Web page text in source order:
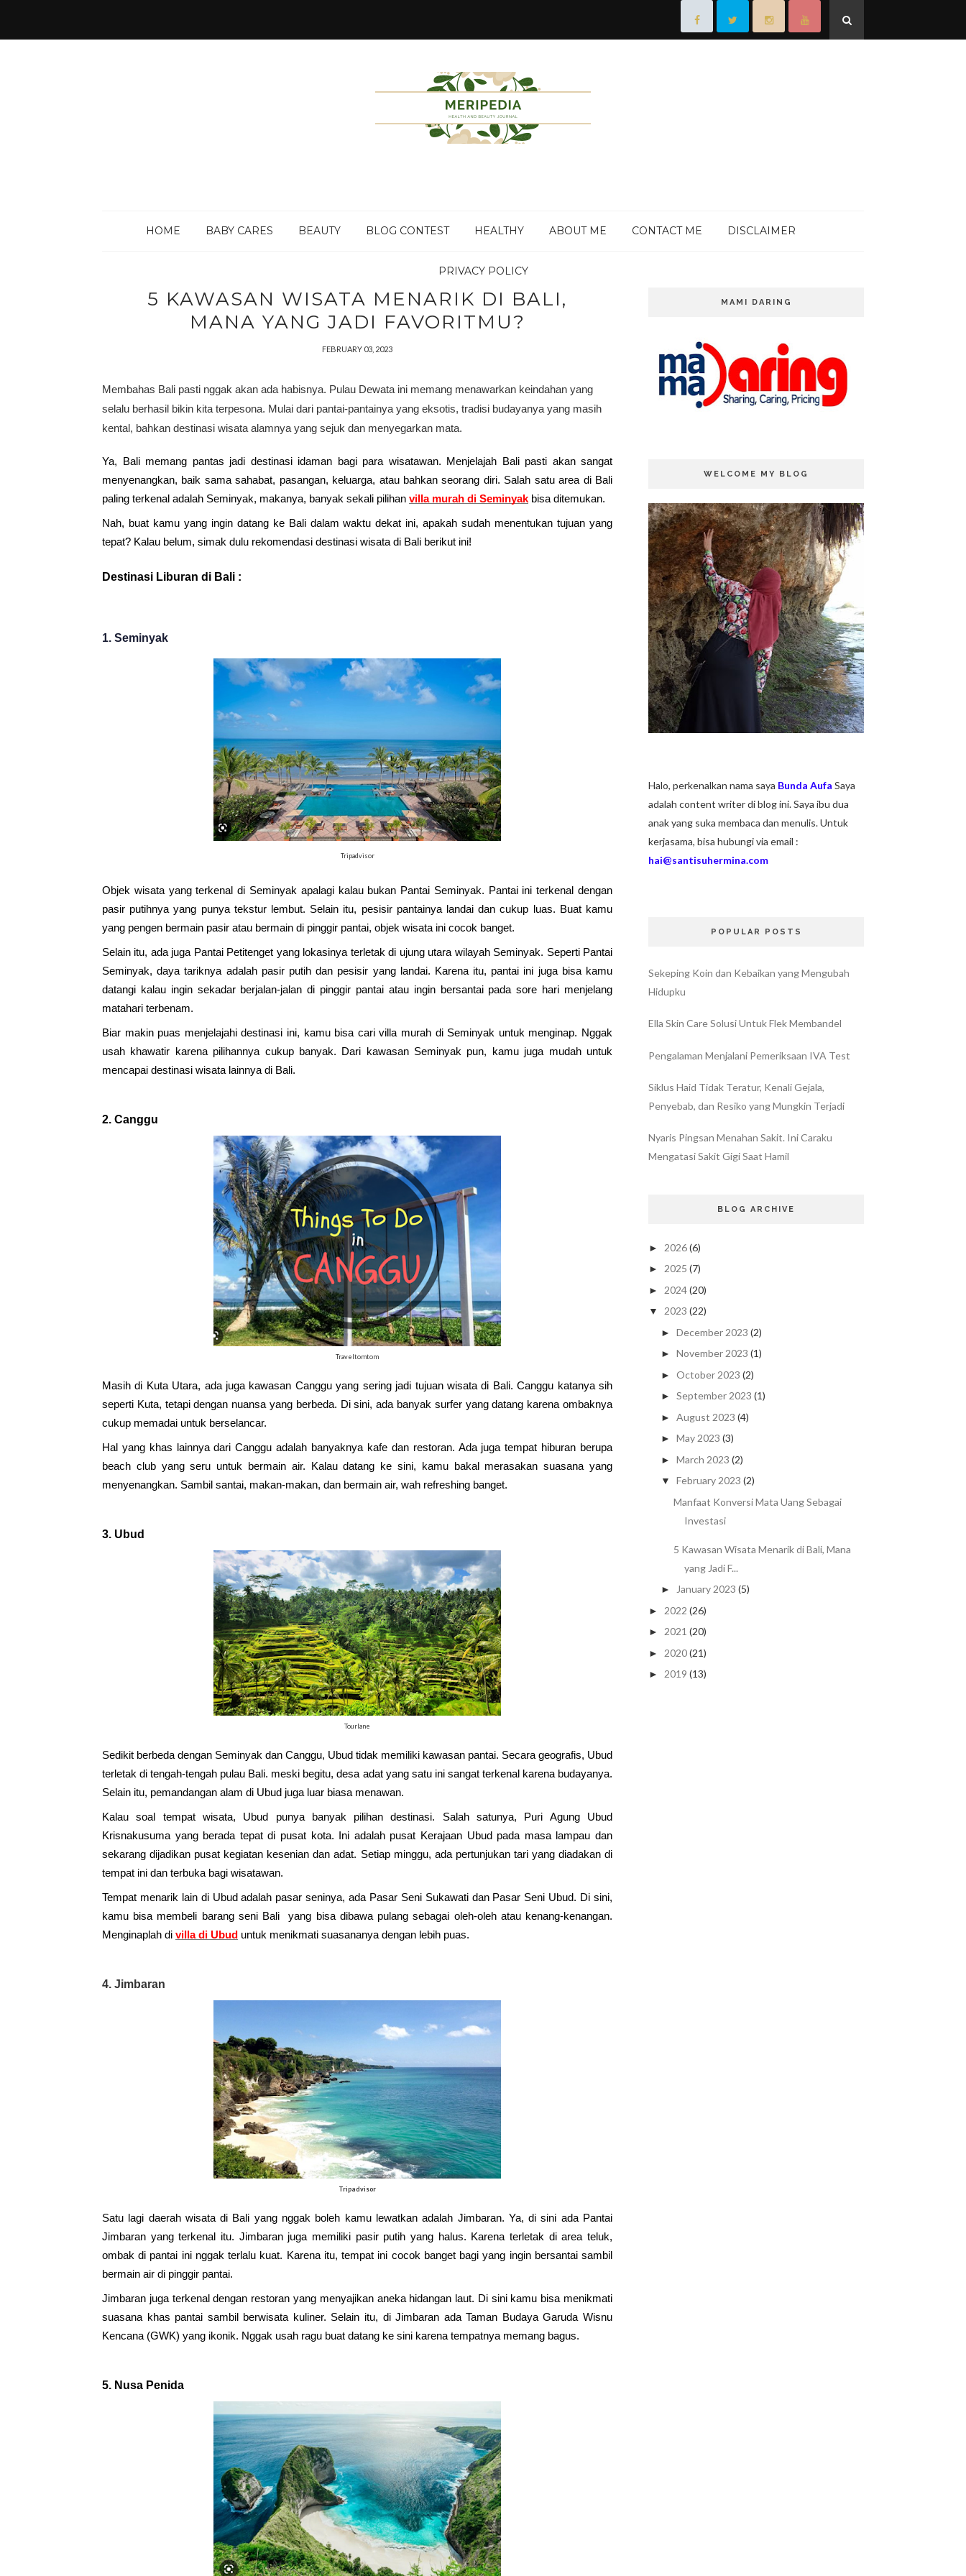
HOME BABY CARES BEAUTY BLOG CONTEST HEALTHY ABOUT ME CONTACT ME DISCLAIMER
PRIVACY POLICY
5 KAWASAN WISATA MENARIK DI BALI,
MANA YANG JADI FAVORITMU?
FEBRUARY 03, 2023
Membahas Bali pasti nggak akan ada habisnya. Pulau Dewata ini memang menawarkan keindahan yang
selalu berhasil bikin kita terpesona. Mulai dari pantai-pantainya yang eksotis, tradisi budayanya yang masih
kental, bahkan destinasi wisata alamnya yang sejuk dan menyegarkan mata.
Ya, Bali memang pantas jadi destinasi idaman bagi para wisatawan. Menjelajah Bali pasti akan sangat
menyenangkan, baik sama sahabat, pasangan, keluarga, atau bahkan seorang diri. Salah satu area di Bali
paling terkenal adalah Seminyak, makanya, banyak sekali pilihan villa murah di Seminyak bisa ditemukan.
Nah, buat kamu yang ingin datang ke Bali dalam waktu dekat ini, apakah sudah menentukan tujuan yang
tepat? Kalau belum, simak dulu rekomendasi destinasi wisata di Bali berikut ini!
Destinasi Liburan di Bali :
1. Seminyak
Tripadvisor
Objek wisata yang terkenal di Seminyak apalagi kalau bukan Pantai Seminyak. Pantai ini terkenal dengan
pasir putihnya yang punya tekstur lembut. Selain itu, pesisir pantainya landai dan cukup luas. Buat kamu
yang pengen bermain pasir atau bermain di pinggir pantai, objek wisata ini cocok banget.
Selain itu, ada juga Pantai Petitenget yang lokasinya terletak di ujung utara wilayah Seminyak. Seperti Pantai
Seminyak, daya tariknya adalah pasir putih dan pesisir yang landai. Karena itu, pantai ini juga bisa kamu
datangi kalau ingin sekadar berjalan-jalan di pinggir pantai atau ingin bersantai pada sore hari menjelang
matahari terbenam.
Biar makin puas menjelajahi destinasi ini, kamu bisa cari villa murah di Seminyak untuk menginap. Nggak
usah khawatir karena pilihannya cukup banyak. Dari kawasan Seminyak pun, kamu juga mudah untuk
mencapai destinasi wisata lainnya di Bali.
2. Canggu
Traveltomtom
Masih di Kuta Utara, ada juga kawasan Canggu yang sering jadi tujuan wisata di Bali. Canggu katanya sih
seperti Kuta, tetapi dengan nuansa yang berbeda. Di sini, ada banyak surfer yang datang karena ombaknya
cukup memadai untuk berselancar.
Hal yang khas lainnya dari Canggu adalah banyaknya kafe dan restoran. Ada juga tempat hiburan berupa
beach club yang seru untuk bermain air. Kalau datang ke sini, kamu bakal merasakan suasana yang
menyenangkan. Sambil santai, makan-makan, dan bermain air, wah refreshing banget.
3. Ubud
Tourlane
Sedikit berbeda dengan Seminyak dan Canggu, Ubud tidak memiliki kawasan pantai. Secara geografis, Ubud
terletak di tengah-tengah pulau Bali. meski begitu, desa adat yang satu ini sangat terkenal karena budayanya.
Selain itu, pemandangan alam di Ubud juga luar biasa menawan.
Kalau soal tempat wisata, Ubud punya banyak pilihan destinasi. Salah satunya, Puri Agung Ubud
Krisnakusuma yang berada tepat di pusat kota. Ini adalah pusat Kerajaan Ubud pada masa lampau dan
sekarang dijadikan pusat kegiatan kesenian dan adat. Setiap minggu, ada pertunjukan tari yang diadakan di
tempat ini dan terbuka bagi wisatawan.
Tempat menarik lain di Ubud adalah pasar seninya, ada Pasar Seni Sukawati dan Pasar Seni Ubud. Di sini,
kamu bisa membeli barang seni Bali  yang bisa dibawa pulang sebagai oleh-oleh atau kenang-kenangan.
Menginaplah di villa di Ubud untuk menikmati suasananya dengan lebih puas.
4. Jimbaran
Tripadvisor
Satu lagi daerah wisata di Bali yang nggak boleh kamu lewatkan adalah Jimbaran. Ya, di sini ada Pantai
Jimbaran yang terkenal itu. Jimbaran juga memiliki pasir putih yang halus. Karena terletak di area teluk,
ombak di pantai ini nggak terlalu kuat. Karena itu, tempat ini cocok banget bagi yang ingin bersantai sambil
bermain air di pinggir pantai.
Jimbaran juga terkenal dengan restoran yang menyajikan aneka hidangan laut. Di sini kamu bisa menikmati
suasana khas pantai sambil berwisata kuliner. Selain itu, di Jimbaran ada Taman Budaya Garuda Wisnu
Kencana (GWK) yang ikonik. Nggak usah ragu buat datang ke sini karena tempatnya memang bagus.
5. Nusa Penida
MAMI DARING
WELCOME MY BLOG
Halo, perkenalkan nama saya Bunda Aufa Saya
adalah content writer di blog ini. Saya ibu dua
anak yang suka membaca dan menulis. Untuk
kerjasama, bisa hubungi via email :
hai@santisuhermina.com
POPULAR POSTS
Sekeping Koin dan Kebaikan yang Mengubah
Hidupku
Ella Skin Care Solusi Untuk Flek Membandel
Pengalaman Menjalani Pemeriksaan IVA Test
Siklus Haid Tidak Teratur, Kenali Gejala,
Penyebab, dan Resiko yang Mungkin Terjadi
Nyaris Pingsan Menahan Sakit. Ini Caraku
Mengatasi Sakit Gigi Saat Hamil
BLOG ARCHIVE
► 2026(6)
► 2025 (7)
► 2024(20)
▼ 2023 (22)
► December 2023 (2)
► November 2023 (1)
► October 2023 (2)
► September 2023 (1)
► August 2023 (4)
► May 2023 (3)
► March 2023 (2)
▼ February 2023 (2)
Manfaat Konversi Mata Uang Sebagai
Investasi
5 Kawasan Wisata Menarik di Bali, Mana
yang Jadi F...
► January 2023 (5)
► 2022 (26)
► 2021 (20)
► 2020(21)
► 2019 (13)